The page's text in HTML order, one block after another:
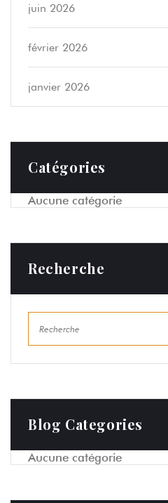
juin 2026
février 2026
janvier 2026
Catégories
Aucune catégorie
Recherche
Blog Categories
Aucune catégorie